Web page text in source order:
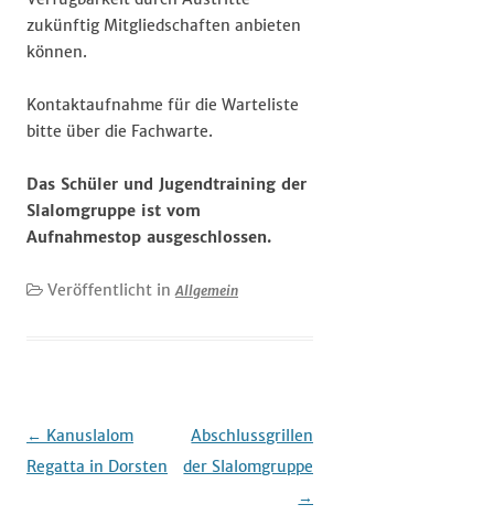
zukünftig Mitgliedschaften anbieten
können.
Kontaktaufnahme für die Warteliste
bitte über die Fachwarte.
Das Schüler und Jugendtraining der
Slalomgruppe ist vom
Aufnahmestop ausgeschlossen.
Veröffentlicht inAllgemein
Beitrags-
Navigation
← Kanuslalom
Regatta in Dorsten
Abschlussgrillen
der Slalomgruppe
→